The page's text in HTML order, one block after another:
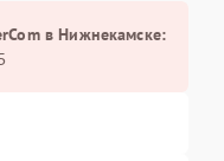
в Нижнекамске: